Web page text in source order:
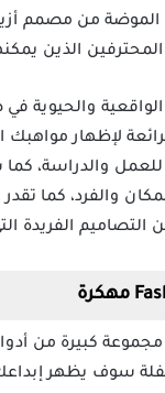
الموضة من
المحترفين الذين
والحيوية
لإظهار
والدراسة،
والفرد، كما
التصاميم الفريدة
مجموعة كبيرة من
سوف يظهر